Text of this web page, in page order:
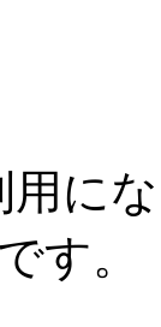
用に
です